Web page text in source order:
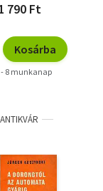
790 Ft
Kosárba
- 8 munkanap
ANTIKVÁR